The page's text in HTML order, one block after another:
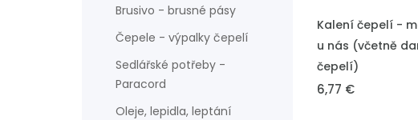
Brusivo - brusné pásy
Čepele - výpalky čepelí
Sedlářské potřeby -
Paracord
Oleje, lepidla, leptání
VLOŽIT DO KOŠÍKU
Kalení čepelí -
u nás (včetně
čepelí)
6,77 €